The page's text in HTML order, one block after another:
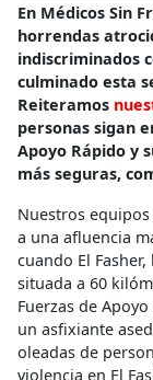
En Médicos Sin
horrendas
indiscriminados
culminado esta
Reiteramos
personas sigan
Apoyo Rápido y
más seguras,
Nuestros
a una afluencia
cuando El
situada a 60
Fuerzas de
un asfixiante
oleadas de
violencia en El